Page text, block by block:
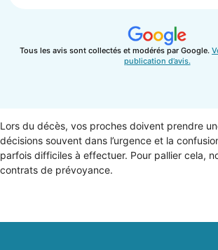
Tous les avis sont collectés et modérés par Google.
publication d’avis.
Lors du décès, vos proches doivent prendre
décisions souvent dans l’urgence et la
parfois difficiles à effectuer. Pour pallier cela,
contrats de prévoyance.